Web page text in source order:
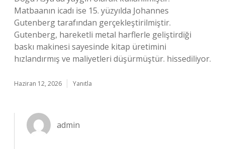
Matbaanın icadı ise 15. yüzyılda Johannes
Gutenberg tarafından gerçekleştirilmiştir.
Gutenberg, hareketli metal harflerle geliştirdiği
baskı makinesi sayesinde kitap üretimini
hızlandırmış ve maliyetleri düşürmüştür. hissediliyor.
Haziran 12, 2026 Yanıtla
admin